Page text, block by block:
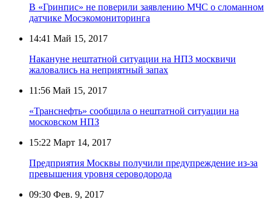
В «Гринпис» не поверили заявлению МЧС о сломанном
датчике Мосэкомониторинга
14:41 Май 15, 2017
Накануне нештатной ситуации на НПЗ москвичи
жаловались на неприятный запах
11:56 Май 15, 2017
«Транснефть» сообщила о нештатной ситуации на
московском НПЗ
15:22 Март 14, 2017
Предприятия Москвы получили предупреждение из-за
превышения уровня сероводорода
09:30 Фев. 9, 2017